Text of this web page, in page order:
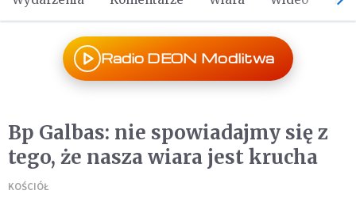
Radio DEON Modlitwa
Bp Galbas: nie spowiadajmy się z
tego, że nasza wiara jest krucha
KOŚCIÓŁ